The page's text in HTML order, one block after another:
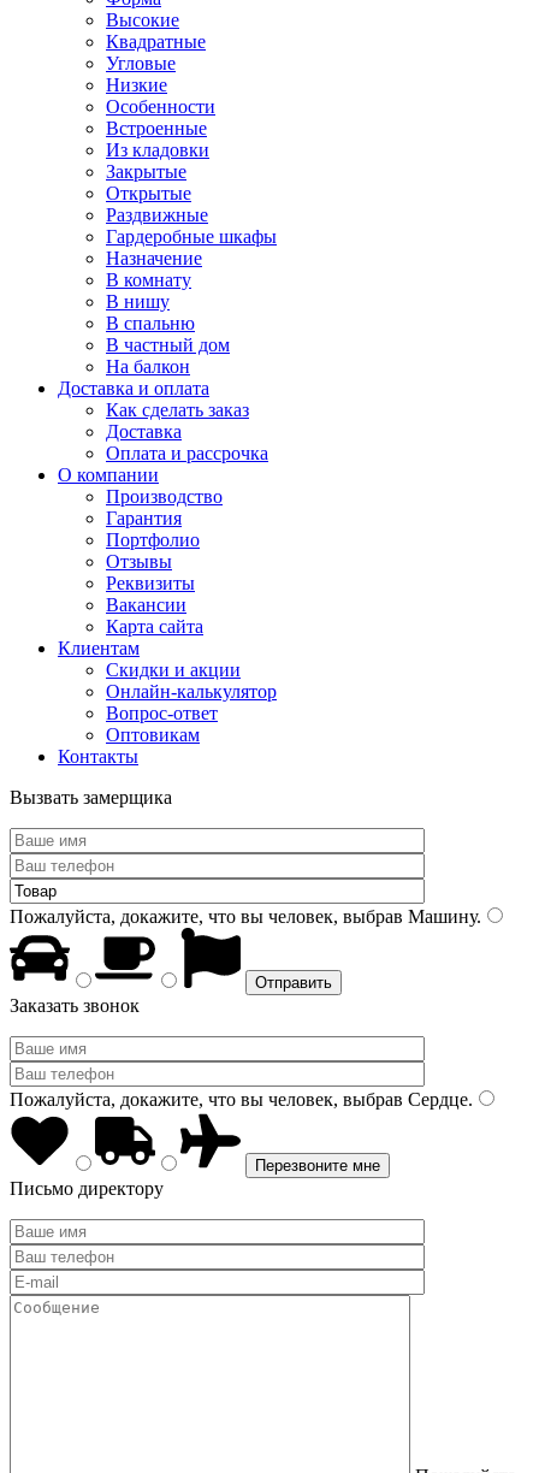
Высокие
Квадратные
Угловые
Низкие
Особенности
Встроенные
Из кладовки
Закрытые
Открытые
Раздвижные
Гардеробные шкафы
Назначение
В комнату
В нишу
В спальню
В частный дом
На балкон
Доставка и оплата
Как сделать заказ
Доставка
Оплата и рассрочка
О компании
Производство
Гарантия
Портфолио
Отзывы
Реквизиты
Вакансии
Карта сайта
Клиентам
Скидки и акции
Онлайн-калькулятор
Вопрос-ответ
Оптовикам
Контакты
Вызвать замерщика
Пожалуйста, докажите, что вы человек, выбрав Машину.
Заказать звонок
Пожалуйста, докажите, что вы человек, выбрав Сердце.
Письмо директору